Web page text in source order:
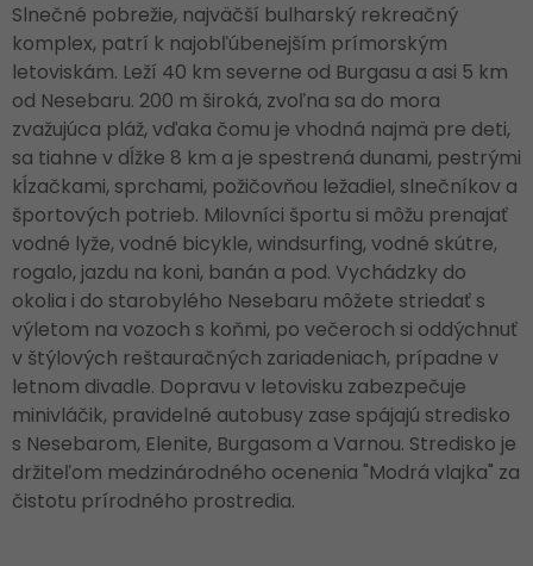
Slnečné pobrežie, najväčší bulharský rekreačný
komplex, patrí k najobľúbenejším prímorským
letoviskám. Leží 40 km severne od Burgasu a asi 5 km
od Nesebaru. 200 m široká, zvoľna sa do mora
zvažujúca pláž, vďaka čomu je vhodná najmä pre deti,
sa tiahne v dĺžke 8 km a je spestrená dunami, pestrými
kĺzačkami, sprchami, požičovňou ležadiel, slnečníkov a
športových potrieb. Milovníci športu si môžu prenajať
vodné lyže, vodné bicykle, windsurfing, vodné skútre,
rogalo, jazdu na koni, banán a pod. Vychádzky do
okolia i do starobylého Nesebaru môžete striedať s
výletom na vozoch s koňmi, po večeroch si oddýchnuť
v štýlových reštauračných zariadeniach, prípadne v
letnom divadle. Dopravu v letovisku zabezpečuje
minivláčik, pravidelné autobusy zase spájajú stredisko
s Nesebarom, Elenite, Burgasom a Varnou. Stredisko je
držiteľom medzinárodného ocenenia "Modrá vlajka" za
čistotu prírodného prostredia.